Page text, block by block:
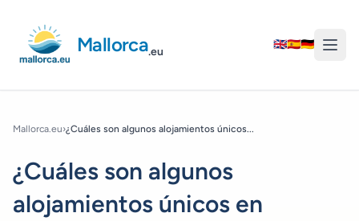
Mallorca.eu
🇬🇧🇪🇸🇩🇪
Mallorca.eu›¿Cuáles son algunos alojamientos únicos...
¿Cuáles son algunos
alojamientos únicos en